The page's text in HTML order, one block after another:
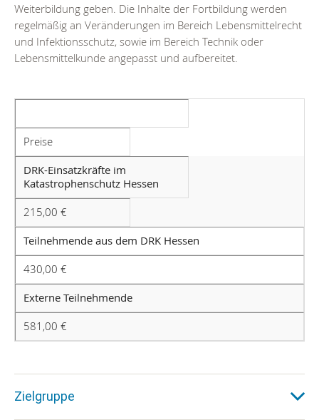
Weiterbildung geben. Die Inhalte der Fortbildung werden
regelmäßig an Veränderungen im Bereich Lebensmittelrecht
und Infektionsschutz, sowie im Bereich Technik oder
Lebensmittelkunde angepasst und aufbereitet.
Preise
DRK-Einsatzkräfte im
Katastrophenschutz Hessen
215,00 €
Teilnehmende aus dem DRK Hessen
430,00 €
Externe Teilnehmende
581,00 €
Zielgruppe